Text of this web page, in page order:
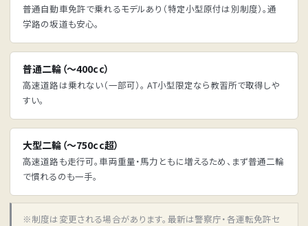
普通自動車免許で乗れるモデルあり（特定小型原付は別制度）。通
学路の坂道も安心。
普通二輪（〜400cc）
高速道路は乗れない（一部可）。 AT小型限定なら教習所で取得しや
すい。
大型二輪（〜750cc超）
高速道路も走行可。車両重量・馬力ともに増えるため、まず普通二輪
で慣れるのも一手。
※制度は変更される場合があります。最新は警察庁・各運転免許セ